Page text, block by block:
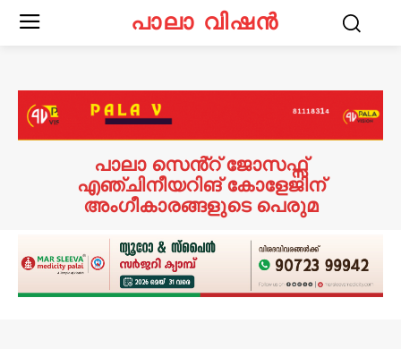
പാലാ വിഷൻ
പാലാ സെൻ്റ് ജോസഫ്സ്
എഞ്ചിനീയറിങ് കോളേജിന്
അംഗീകാരങ്ങളുടെ പെരുമ